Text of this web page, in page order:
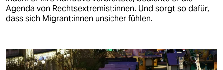
Agenda von Rechtsextremist:innen. Und sorgt so dafür,
dass sich Mi­gran­t:in­nen unsicher fühlen.